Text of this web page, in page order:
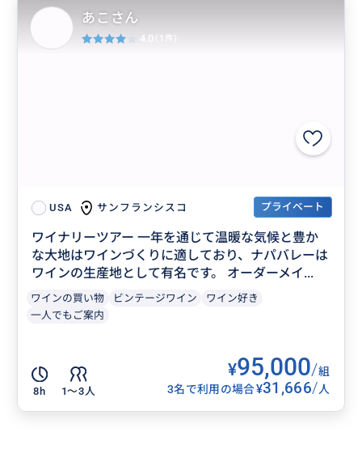
USA サンフランシスコ プライベート
ワイナリーツアー 一年を通じて温暖な気候と豊か
な大地はワインづくりに適しており、ナパバレーは
ワインの生産地として有名です。 オーダーメイ...
ワインの買い物 ビンテージワイン
ワイン好き
一人でもご案内
8h 1〜3人
¥95,000/組
3名で利用の場合¥31,666/人
あこさん
4.0 (1件)